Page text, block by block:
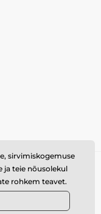
18, Píšť, Tšehhi
sirvimiskogemuse
ja teie nõusolekul
rohkem teavet.